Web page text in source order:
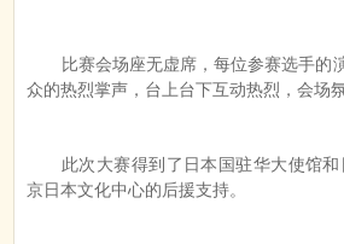
比赛会场座无虚席，每位参赛选手的
众的热烈掌声，台上台下互动热烈，会场
此次大赛得到了日本国驻华大使馆
京日本文化中心的后援支持。